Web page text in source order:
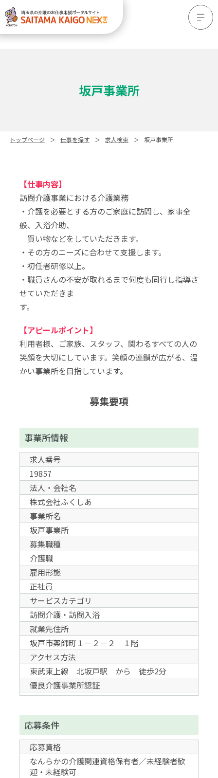
坂戸事業所
トップページ 仕事を探す 求人検索 坂戸事業所
【仕事内容】
訪問介護事業における介護業務
・介護を必要とする方のご家庭に訪問し、家事全
般、入浴介助、
買い物などをしていただきます。
・その方のニーズに合わせて支援します。
・初任者研修以上。
・職員さんの不安が取れるまで何度も同行し指導さ
せていただきま
す。
【アピールポイント】
利用者様、ご家族、スタッフ、関わるすべての人の
笑顔を大切にしています。笑顔の連鎖が広がる、温
かい事業所を目指しています。
募集要項
事業所情報
求人番号
19857
法人・会社名
株式会社ふくしあ
事業所名
坂戸事業所
募集職種
介護職
雇用形態
正社員
サービスカテゴリ
訪問介護・訪問入浴
就業先住所
坂戸市薬師町１－２－２ １階
アクセス方法
東武東上線 北坂戸駅 から 徒歩2分
優良介護事業所認証
応募条件
応募資格
なんらかの介護関連資格保有者／未経験者歓
迎・未経験可